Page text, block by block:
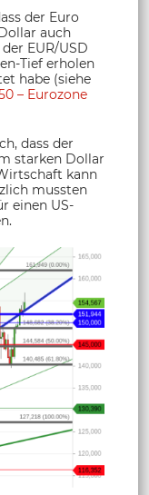
der Euro
auch
EUR/USD
Tief erholen
habe (siehe
– Eurozone
dass der
starken Dollar
kann
mussten
einen US-